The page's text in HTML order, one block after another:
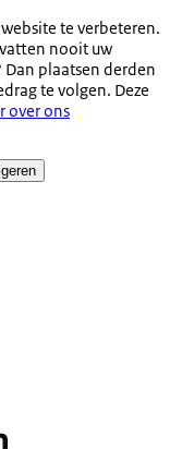
te verbeteren.
nooit uw
Dan plaatsen derden
te volgen. Deze
over ons